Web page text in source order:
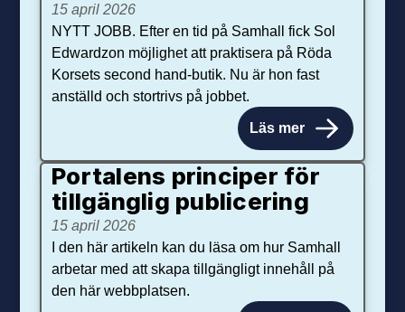
15 april 2026
NYTT JOBB. Efter en tid på Samhall fick Sol
Edwardzon möjlighet att praktisera på Röda
Korsets second hand-butik. Nu är hon fast
anställd och stortrivs på jobbet.
Läs mer
Portalens principer för
tillgänglig publicering
15 april 2026
I den här artikeln kan du läsa om hur Samhall
arbetar med att skapa tillgängligt innehåll på
den här webbplatsen.